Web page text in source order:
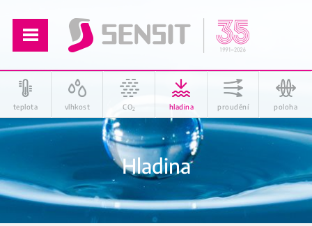
teplota vlhkost CO2 hladina proudění poloha
Hladina